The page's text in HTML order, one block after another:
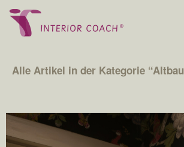
Alle Artikel in der Kategorie “Altbau